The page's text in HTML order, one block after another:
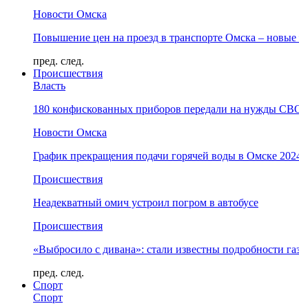
Новости Омска
Повышение цен на проезд в транспорте Омска –
пред. след.
Происшествия
Власть
180 конфискованных приборов передали на нужды
Новости Омска
График прекращения подачи горячей воды в Омске
Происшествия
Неадекватный омич устроил погром в автобусе
Происшествия
«Выбросило с дивана»: стали известны подробности
пред. след.
Спорт
Спорт